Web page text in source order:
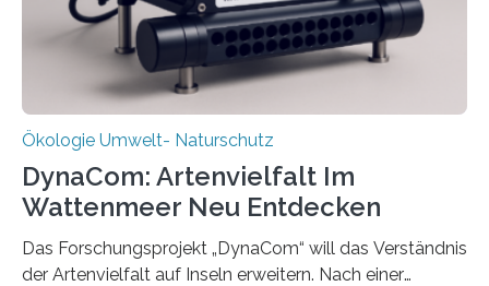
Ökologie Umwelt- Naturschutz
DynaCom: Artenvielfalt Im
Wattenmeer Neu Entdecken
Das Forschungsprojekt „DynaCom“ will das Verständnis
der Artenvielfalt auf Inseln erweitern. Nach einer